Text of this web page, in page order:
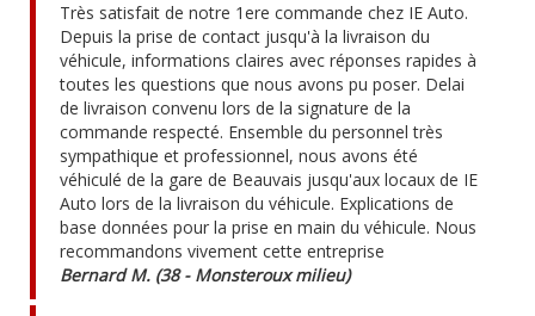
Très satisfait de notre 1ere commande chez IE Auto.
Depuis la prise de contact jusqu'à la livraison du
véhicule, informations claires avec réponses rapides à
toutes les questions que nous avons pu poser. Delai
de livraison convenu lors de la signature de la
commande respecté. Ensemble du personnel très
sympathique et professionnel, nous avons été
véhiculé de la gare de Beauvais jusqu'aux locaux de IE
Auto lors de la livraison du véhicule. Explications de
base données pour la prise en main du véhicule. Nous
recommandons vivement cette entreprise
Bernard M. (38 - Monsteroux milieu)